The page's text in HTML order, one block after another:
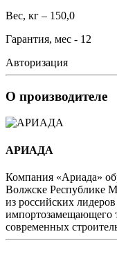
Вес, кг – 150,0
Гарантия, мес - 12
Авторизация
О производителе
АРИАДА
Компания «Ариада»
Волжске Республике
из российских
импортозамещающего
современных